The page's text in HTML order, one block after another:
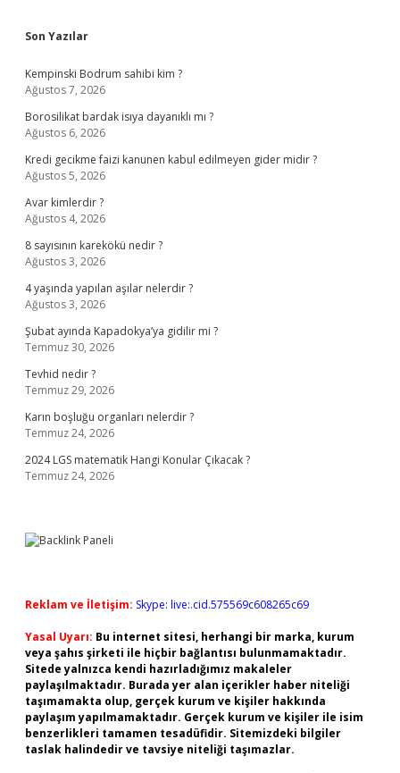
Sidebar
Son Yazılar
Kempinski Bodrum sahibi kim ?
Ağustos 7, 2026
Borosilikat bardak isıya dayanıklı mı ?
Ağustos 6, 2026
Kredi gecikme faizi kanunen kabul edilmeyen gider midir ?
Ağustos 5, 2026
Avar kimlerdir ?
Ağustos 4, 2026
8 sayısının karekökü nedir ?
Ağustos 3, 2026
4 yaşında yapılan aşılar nelerdir ?
Ağustos 3, 2026
Şubat ayında Kapadokya’ya gidilir mi ?
Temmuz 30, 2026
Tevhid nedir ?
Temmuz 29, 2026
Karın boşluğu organları nelerdir ?
Temmuz 24, 2026
2024 LGS matematik Hangi Konular Çıkacak ?
Temmuz 24, 2026
Reklam ve İletişim: Skype: live:.cid.575569c608265c69
Yasal Uyarı: Bu internet sitesi, herhangi bir marka, kurum
veya şahıs şirketi ile hiçbir bağlantısı bulunmamaktadır.
Sitede yalnızca kendi hazırladığımız makaleler
paylaşılmaktadır. Burada yer alan içerikler haber niteliği
taşımamakta olup, gerçek kurum ve kişiler hakkında
paylaşım yapılmamaktadır. Gerçek kurum ve kişiler ile isim
benzerlikleri tamamen tesadüfidir. Sitemizdeki bilgiler
taslak halindedir ve tavsiye niteliği taşımazlar.